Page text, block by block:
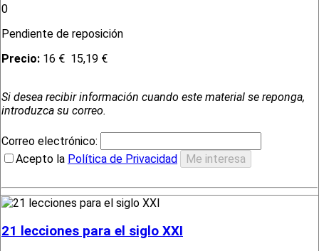
0
Pendiente de reposición
Precio: 16 € 15,19 €
Si desea recibir información cuando este material se reponga,
introduzca su correo.
Correo electrónico:
Acepto la Política de Privacidad
21 lecciones para el siglo XXI